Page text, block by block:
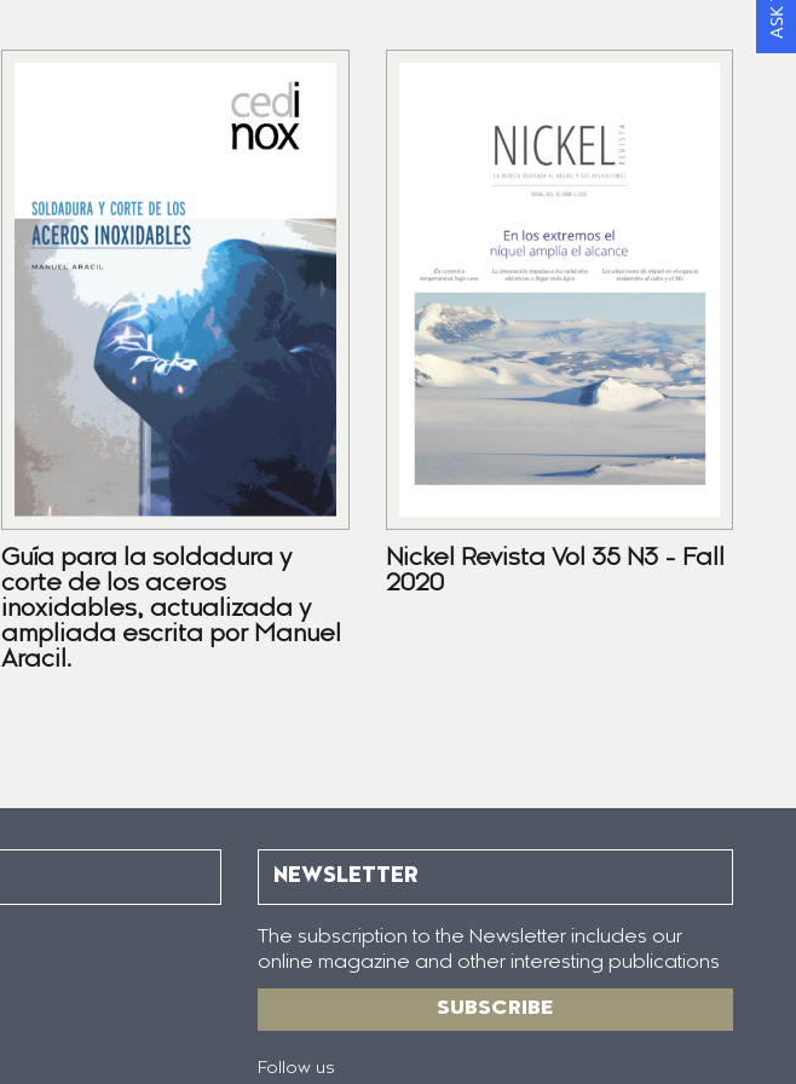
Guía para la soldadura y
corte de los aceros
inoxidables, actualizada y
ampliada escrita por Manuel
Aracil.
Nickel Revista Vol 35 N3 - Fall
2020
NEWSLETTER
The subscription to the Newsletter includes our
online magazine and other interesting publications
SUBSCRIBE
Follow us